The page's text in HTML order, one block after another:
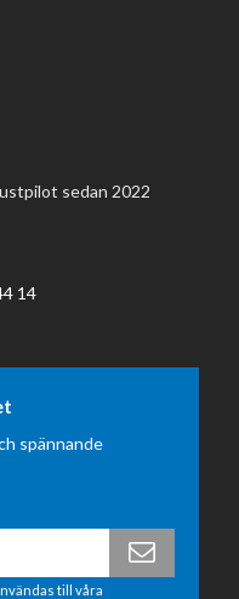
sedan 2022
14
spännande
till våra